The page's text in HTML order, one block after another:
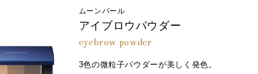
ムーンパール
アイブロウパウダー
eyebrow powder
3色の微粒子パウダーが美しく発色。